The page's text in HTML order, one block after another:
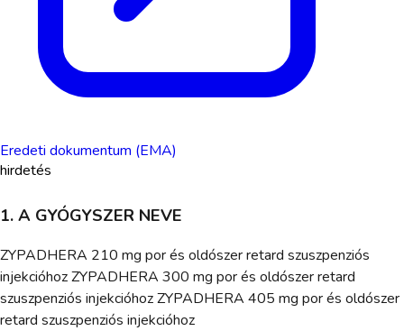
Eredeti dokumentum (EMA)
hirdetés
1. A GYÓGYSZER NEVE
ZYPADHERA 210 mg por és oldószer retard szuszpenziós
injekcióhoz ZYPADHERA 300 mg por és oldószer retard
szuszpenziós injekcióhoz ZYPADHERA 405 mg por és oldószer
retard szuszpenziós injekcióhoz